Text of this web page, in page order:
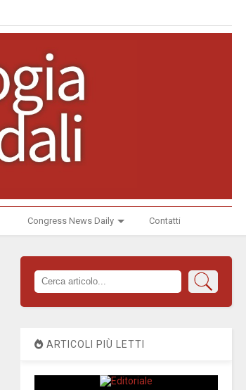
Congress News Daily Contatti
ARTICOLI PIÙ LETTI